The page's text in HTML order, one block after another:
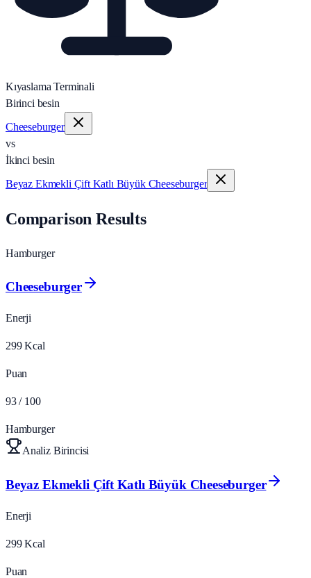
Kıyaslama Terminali
Birinci besin
Cheeseburger
vs
İkinci besin
Beyaz Ekmekli Çift Katlı Büyük Cheeseburger
Comparison Results
Hamburger
Cheeseburger
Enerji
299 Kcal
Puan
93 / 100
Hamburger
Analiz Birincisi
Beyaz Ekmekli Çift Katlı Büyük Cheeseburger
Enerji
299 Kcal
Puan